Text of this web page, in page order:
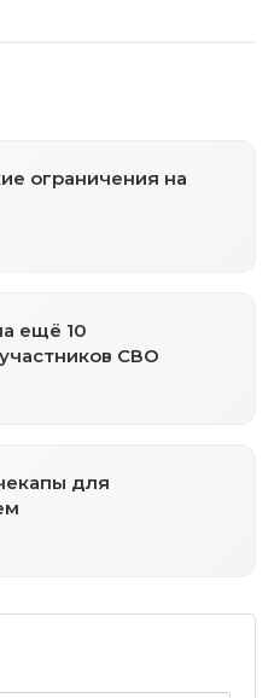
ограничения на
ещё 10
СВО
для